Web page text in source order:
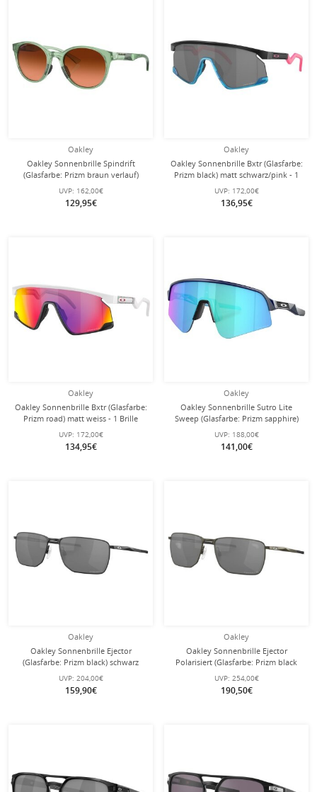
Oakley
Oakley Sonnenbrille Spindrift
(Glasfarbe: Prizm braun verlauf)
transparent jadegrün Damen - 1
Brille
UVP: 162,00€
129,95€
Oakley
Oakley Sonnenbrille Bxtr (Glasfarbe:
Prizm black) matt schwarz/pink - 1
Brille
UVP: 172,00€
136,95€
Oakley
Oakley Sonnenbrille Bxtr (Glasfarbe:
Prizm road) matt weiss - 1 Brille
UVP: 172,00€
134,95€
Oakley
Oakley Sonnenbrille Sutro Lite
Sweep (Glasfarbe: Prizm sapphire)
matt marineblau - 1 Brille mit
Hartschalenetui
UVP: 188,00€
141,00€
Oakley
Oakley Sonnenbrille Ejector
(Glasfarbe: Prizm black) schwarz
satiniert - 1 Brille
UVP: 204,00€
159,90€
Oakley
Oakley Sonnenbrille Ejector
Polarisiert (Glasfarbe: Prizm black
polarized) carbon grau - 1 Brille
UVP: 254,00€
190,50€